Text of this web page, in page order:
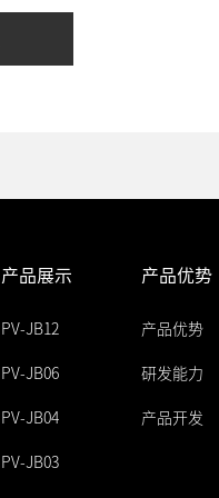
产品展示
PV-JB12
PV-JB06
PV-JB04
PV-JB03
产品优势
产品优势
研发能力
产品开发